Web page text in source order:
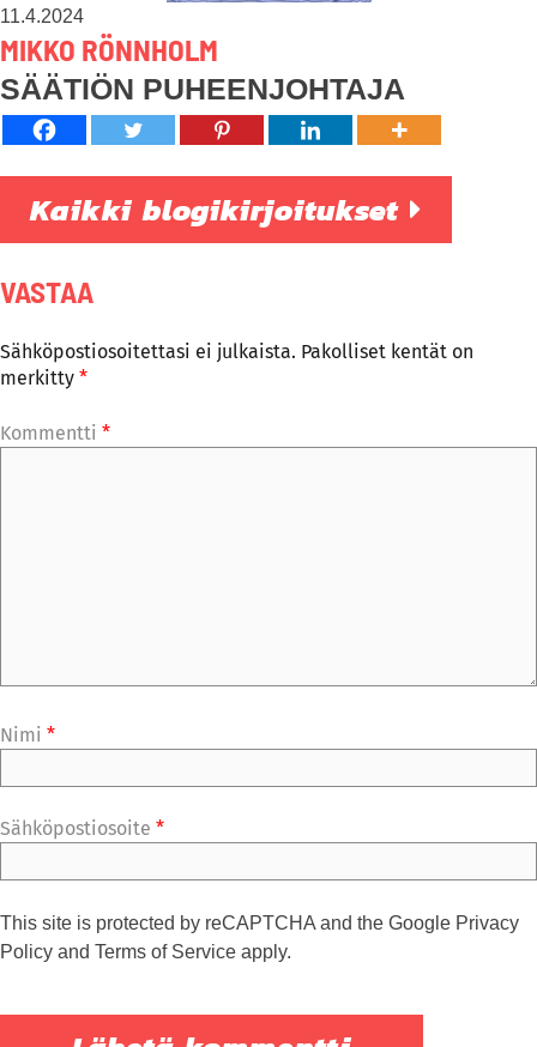
11.4.2024
MIKKO RÖNNHOLM
SÄÄTIÖN PUHEENJOHTAJA
Kaikki blogikirjoitukset
VASTAA
Sähköpostiosoitettasi ei julkaista. Pakolliset kentät on
merkitty *
Kommentti *
Nimi *
Sähköpostiosoite *
This site is protected by reCAPTCHA and the Google Privacy
Policy and Terms of Service apply.